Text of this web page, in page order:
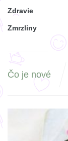
Zdravie
Zmrzliny
Čo je nové